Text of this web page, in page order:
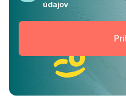
údajov